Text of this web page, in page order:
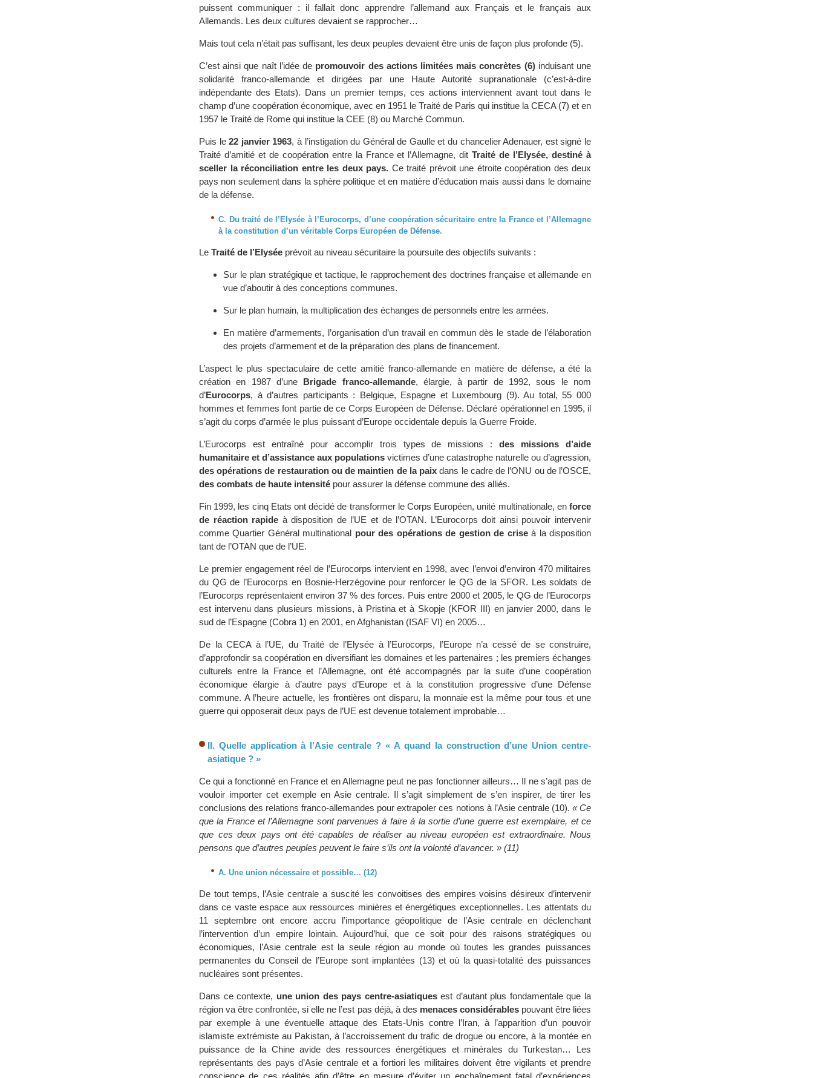
puissent communiquer : il fallait donc apprendre l’allemand aux Français et le français aux
Allemands. Les deux cultures devaient se rapprocher…
Mais tout cela n’était pas suffisant, les deux peuples devaient être unis de façon plus profonde (5).
C’est ainsi que naît l’idée de promouvoir des actions limitées mais concrètes (6)induisant une
solidarité franco-allemande et dirigées par une Haute Autorité supranationale (c’est-à-dire
indépendante des Etats). Dans un premier temps, ces actions interviennent avant tout dans le
champ d’une coopération économique, avec en 1951 le Traité de Paris qui institue la CECA (7) et en
1957 le Traité de Rome qui institue la CEE (8) ou Marché Commun.
Puis le22 janvier 1963, à l’instigation du Général de Gaulle et du chancelier Adenauer, est signé le
Traité d’amitié et de coopération entre la France et l’Allemagne, ditTraité de l’Elysée, destiné à
sceller la réconciliation entre les deux pays. Ce traité prévoit une étroite coopération des deux
pays non seulement dans la sphère politique et en matière d’éducation mais aussi dans le domaine
de la défense.
C. Du traité de l’Elysée à l’Eurocorps, d’une coopération sécuritaire entre la France et l’Allemagne
à la constitution d’un véritable Corps Européen de Défense.
Le Traité de l’Elysée prévoit au niveau sécuritaire la poursuite des objectifs suivants :
Sur le plan stratégique et tactique, le rapprochement des doctrines française et allemande en
vue d’aboutir à des conceptions communes.
Sur le plan humain, la multiplication des échanges de personnels entre les armées.
En matière d’armements, l’organisation d’un travail en commun dès le stade de l’élaboration
des projets d’armement et de la préparation des plans de financement.
L’aspect le plus spectaculaire de cette amitié franco-allemande en matière de défense, a été la
création en 1987 d’une Brigade franco-allemande, élargie, à partir de 1992, sous le nom
d’Eurocorps, à d’autres participants : Belgique, Espagne et Luxembourg (9). Au total, 55 000
hommes et femmes font partie de ce Corps Européen de Défense. Déclaré opérationnel en 1995, il
s’agit du corps d’armée le plus puissant d’Europe occidentale depuis la Guerre Froide.
L’Eurocorps est entraîné pour accomplir trois types de missions :des missions d’aide
humanitaire et d’assistance aux populations victimes d’une catastrophe naturelle ou d’agression,
des opérations de restauration ou de maintien de la paix dans le cadre de l’ONU ou de l’OSCE,
des combats de haute intensité pour assurer la défense commune des alliés.
Fin 1999, les cinq Etats ont décidé de transformer le Corps Européen, unité multinationale, en force
de réaction rapide à disposition de l’UE et de l’OTAN. L’Eurocorps doit ainsi pouvoir intervenir
comme Quartier Général multinational pour des opérations de gestion de criseà la disposition
tant de l’OTAN que de l’UE.
Le premier engagement réel de l’Eurocorps intervient en 1998, avec l’envoi d’environ 470 militaires
du QG de l’Eurocorps en Bosnie-Herzégovine pour renforcer le QG de la SFOR. Les soldats de
l’Eurocorps représentaient environ 37 % des forces. Puis entre 2000 et 2005, le QG de l’Eurocorps
est intervenu dans plusieurs missions, à Pristina et à Skopje (KFOR III) en janvier 2000, dans le
sud de l’Espagne (Cobra 1) en 2001, en Afghanistan (ISAF VI) en 2005…
De la CECA à l’UE, du Traité de l’Elysée à l’Eurocorps, l’Europe n’a cessé de se construire,
d’approfondir sa coopération en diversifiant les domaines et les partenaires ; les premiers échanges
culturels entre la France et l’Allemagne, ont été accompagnés par la suite d’une coopération
économique élargie à d’autre pays d’Europe et à la constitution progressive d’une Défense
commune. A l’heure actuelle, les frontières ont disparu, la monnaie est la même pour tous et une
guerre qui opposerait deux pays de l’UE est devenue totalement improbable…
II. Quelle application à l’Asie centrale ? « A quand la construction d’une Union centre-
asiatique ? »
Ce qui a fonctionné en France et en Allemagne peut ne pas fonctionner ailleurs… Il ne s’agit pas de
vouloir importer cet exemple en Asie centrale. Il s’agit simplement de s’en inspirer, de tirer les
conclusions des relations franco-allemandes pour extrapoler ces notions à l’Asie centrale (10). « Ce
que la France et l’Allemagne sont parvenues à faire à la sortie d’une guerre est exemplaire, et ce
que ces deux pays ont été capables de réaliser au niveau européen est extraordinaire. Nous
pensons que d’autres peuples peuvent le faire s’ils ont la volonté d’avancer. » (11)
A. Une union nécessaire et possible… (12)
De tout temps, l’Asie centrale a suscité les convoitises des empires voisins désireux d’intervenir
dans ce vaste espace aux ressources minières et énergétiques exceptionnelles. Les attentats du
11 septembre ont encore accru l’importance géopolitique de l’Asie centrale en déclenchant
l’intervention d’un empire lointain. Aujourd’hui, que ce soit pour des raisons stratégiques ou
économiques, l’Asie centrale est la seule région au monde où toutes les grandes puissances
permanentes du Conseil de l’Europe sont implantées (13) et où la quasi-totalité des puissances
nucléaires sont présentes.
Dans ce contexte, une union des pays centre-asiatiquesest d’autant plus fondamentale que la
région va être confrontée, si elle ne l’est pas déjà, à des menaces considérablespouvant être liées
par exemple à une éventuelle attaque des Etats-Unis contre l’Iran, à l’apparition d’un pouvoir
islamiste extrémiste au Pakistan, à l’accroissement du trafic de drogue ou encore, à la montée en
puissance de la Chine avide des ressources énergétiques et minérales du Turkestan… Les
représentants des pays d’Asie centrale et a fortiori les militaires doivent être vigilants et prendre
conscience de ces réalités afin d’être en mesure d’éviter un enchaînement fatal d’expériences